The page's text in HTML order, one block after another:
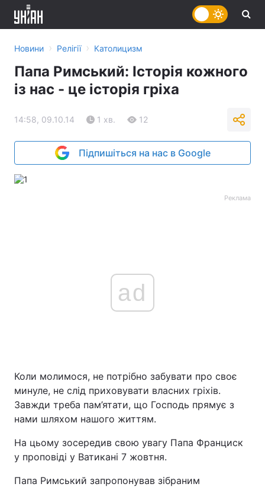
Новини › Релігії › Католицизм
Папа Римський: Історія кожного
із нас - це історія гріха
14:58, 09.10.14 1 хв. 12
Підпишіться на нас в Google
Реклама
ad
Коли молимося, не потрібно забувати про своє
минуле, не слід приховувати власних гріхів.
Завжди треба пам’ятати, що Господь прямує з
нами шляхом нашого життям.
На цьому зосередив свою увагу Папа Франциск
у проповіді у Ватикані 7 жовтня.
Папа Римський запропонував зібраним